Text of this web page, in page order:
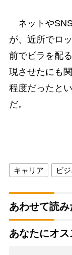
ネットや
が、近所でロ
前でビラを配
現させたにも
程度だったと
だ。
キャリア ビ
あわせて読み
あなたにオス